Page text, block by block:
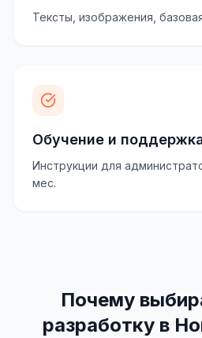
Тексты, изображения,
Обучение и
Инструкции для
мес.
Почему
разработку в